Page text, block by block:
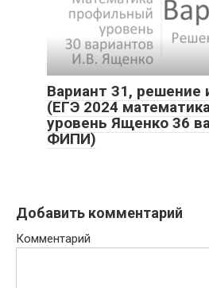
Вариант 31, решение
(ЕГЭ 2024
уровень Ященко 36
ФИПИ)
Добавить комментарий
Комментарий